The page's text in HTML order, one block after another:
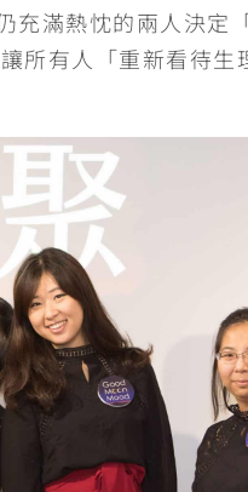
滿熱忱的兩人決定
所有人「重新看待